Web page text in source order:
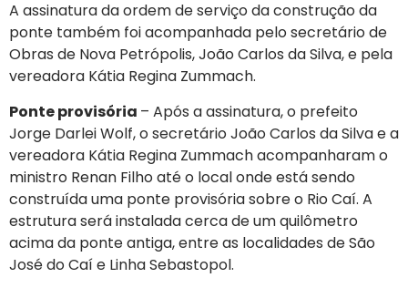
A assinatura da ordem de serviço da construção da
ponte também foi acompanhada pelo secretário de
Obras de Nova Petrópolis, João Carlos da Silva, e pela
vereadora Kátia Regina Zummach.
Ponte provisória – Após a assinatura, o prefeito
Jorge Darlei Wolf, o secretário João Carlos da Silva e a
vereadora Kátia Regina Zummach acompanharam o
ministro Renan Filho até o local onde está sendo
construída uma ponte provisória sobre o Rio Caí. A
estrutura será instalada cerca de um quilômetro
acima da ponte antiga, entre as localidades de São
José do Caí e Linha Sebastopol.